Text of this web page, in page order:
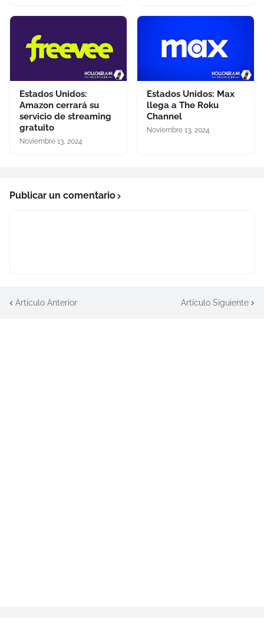
Estados Unidos:
Amazon cerrará su
servicio de streaming
gratuito
Noviembre 13, 2024
Estados Unidos: Max
llega a The Roku
Channel
Noviembre 13, 2024
Publicar un comentario
Artículo Anterior Artículo Siguiente